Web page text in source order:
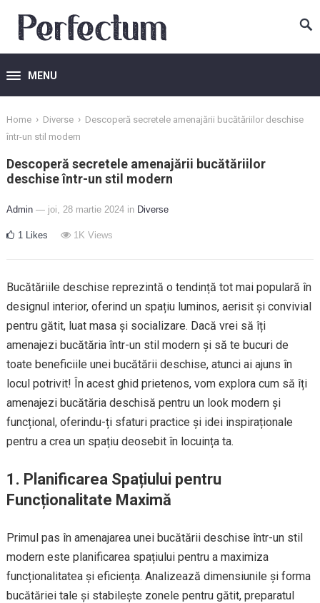
MENU
Home › Diverse › Descoperă secretele amenajării bucătăriilor deschise
într-un stil modern
Descoperă secretele amenajării bucătăriilor
deschise într-un stil modern
Admin — joi, 28 martie 2024 in Diverse
1 Likes 1K Views
Bucătăriile deschise reprezintă o tendință tot mai populară în
designul interior, oferind un spațiu luminos, aerisit și convivial
pentru gătit, luat masa și socializare. Dacă vrei să îți
amenajezi bucătăria într-un stil modern și să te bucuri de
toate beneficiile unei bucătării deschise, atunci ai ajuns în
locul potrivit! În acest ghid prietenos, vom explora cum să îți
amenajezi bucătăria deschisă pentru un look modern și
funcțional, oferindu-ți sfaturi practice și idei inspiraționale
pentru a crea un spațiu deosebit în locuința ta.
1. Planificarea Spațiului pentru
Funcționalitate Maximă
Primul pas în amenajarea unei bucătării deschise într-un stil
modern este planificarea spațiului pentru a maximiza
funcționalitatea și eficiența. Analizează dimensiunile și forma
bucătăriei tale și stabilește zonele pentru gătit, preparatul